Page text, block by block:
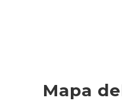
Mapa